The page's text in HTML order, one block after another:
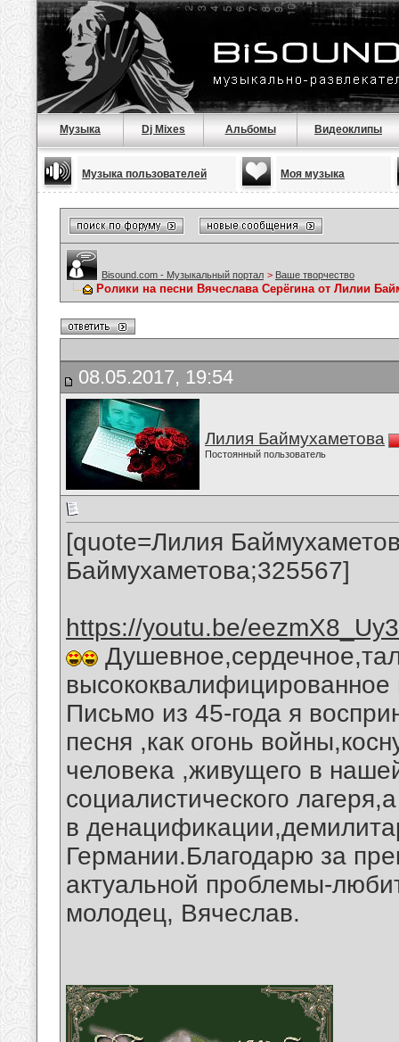
Музыка Dj Mixes Альбомы Видеоклипы
Музыка пользователей Моя музыка
Bisound.com - Музыкальный портал > Ваше творчество
Ролики на песни Вячеслава Серёгина от Лилии
08.05.2017, 19:54
Лилия Баймухаметова
Постоянный пользователь
[quote=Лилия
Баймухаметова;325567]
https://youtu.be/
Письмо из 45-года я
песня ,как огонь
человека ,живущего в
социалистического
в
Германии.Благодарю за
актуальной проблемы-
молодец, Вячеслав.